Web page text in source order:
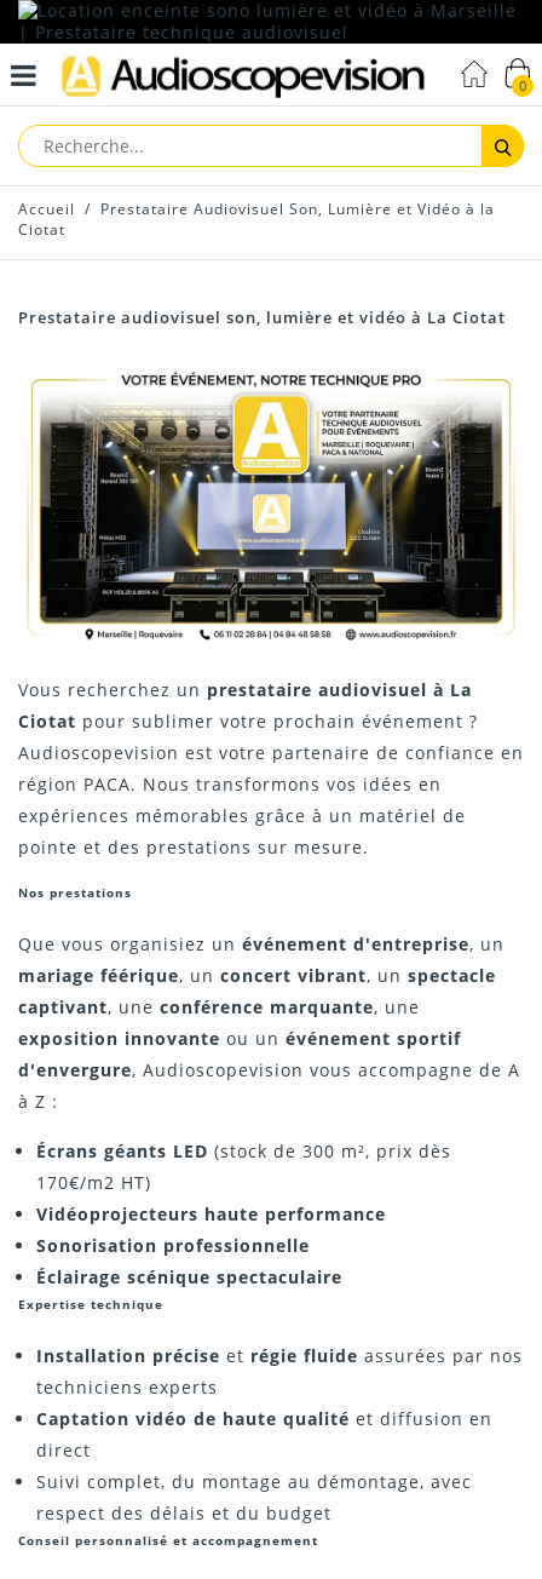
0
Accueil / Prestataire Audiovisuel Son, Lumière et Vidéo à la
Ciotat
Prestataire audiovisuel son, lumière et vidéo à La Ciotat
Vous recherchez un prestataire audiovisuel à La
Ciotat pour sublimer votre prochain événement ?
Audioscopevision est votre partenaire de confiance en
région PACA. Nous transformons vos idées en
expériences mémorables grâce à un matériel de
pointe et des prestations sur mesure.
Nos prestations
Que vous organisiez un événement d'entreprise, un
mariage féérique, un concert vibrant, un spectacle
captivant, une conférence marquante, une
exposition innovante ou un événement sportif
d'envergure, Audioscopevision vous accompagne de A
à Z :
Écrans géants LED (stock de 300 m², prix dès
170€/m2 HT)
Vidéoprojecteurs haute performance
Sonorisation professionnelle
Éclairage scénique spectaculaire
Expertise technique
Installation précise et régie fluide assurées par nos
techniciens experts
Captation vidéo de haute qualité et diffusion en
direct
Suivi complet, du montage au démontage, avec
respect des délais et du budget
Conseil personnalisé et accompagnement